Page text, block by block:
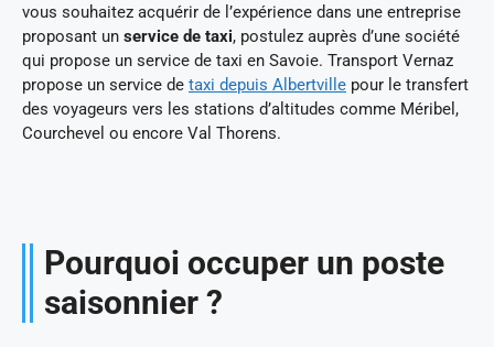
vous souhaitez acquérir de l’expérience dans une entreprise
proposant un service de taxi, postulez auprès d’une société
qui propose un service de taxi en Savoie. Transport Vernaz
propose un service de taxi depuis Albertville pour le transfert
des voyageurs vers les stations d’altitudes comme Méribel,
Courchevel ou encore Val Thorens.
Pourquoi occuper un poste
saisonnier ?